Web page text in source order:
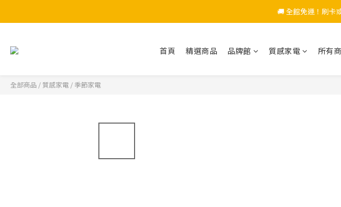
🚚 全館免運！刷卡
首頁 精選商品 品牌館 質感家電 所有
全部商品 / 質感家電 / 季節家電